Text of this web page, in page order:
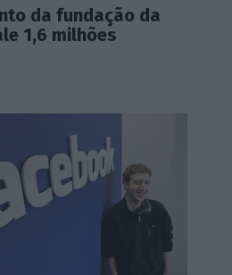
da fundação da
1,6 milhões